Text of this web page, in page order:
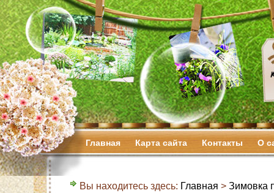
Главная Карта сайта Контакты О
Вы находитесь здесь: Главная > Зимовка